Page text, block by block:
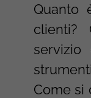
Quanto
clienti?
servizio
Come si